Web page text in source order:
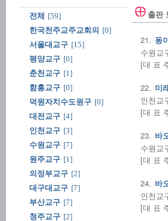
전체
[59]
한국천주교주교회의 [0]
서울대교구 [15]
평양교구 [0]
춘천교구 [1]
함흥교구 [0]
덕원자치수도원구 [0]
대전교구 [4]
인천교구 [3]
수원교구 [7]
원주교구 [1]
의정부교구 [2]
대구대교구 [7]
부산교구 [7]
청주교구 [2]
출판
21. 동
수원교
[대 표
22. 미
인천교
[대 표
23. 바
수원교
[대 표
24. 바
인천교
[대 표